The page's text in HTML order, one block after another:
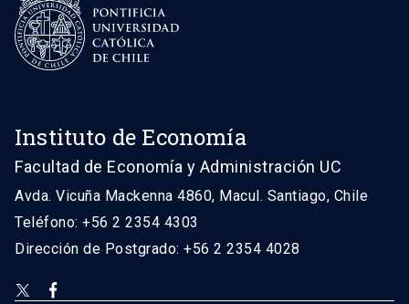
Instituto de Economía
Facultad de Economía y Administración UC
Avda. Vicuña Mackenna 4860, Macul. Santiago, Chile
Teléfono: +56 2 2354 4303
Dirección de Postgrado: +56 2 2354 4028